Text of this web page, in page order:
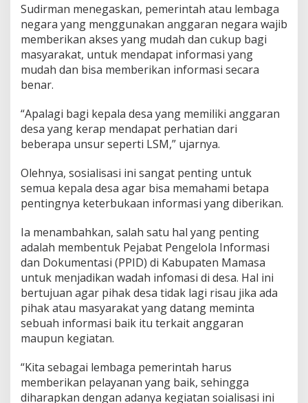
P
P
I
D
d
i
s
a
Sudirman menegaskan, pemerintah atau lembaga
negara yang menggunakan anggaran negara wajib
memberikan akses yang mudah dan cukup bagi
masyarakat, untuk mendapat informasi yang
mudah dan bisa memberikan informasi secara
benar.
“Apalagi bagi kepala desa yang memiliki anggaran
desa yang kerap mendapat perhatian dari
beberapa unsur seperti LSM,” ujarnya.
Olehnya, sosialisasi ini sangat penting untuk
semua kepala desa agar bisa memahami betapa
pentingnya keterbukaan informasi yang diberikan.
Ia menambahkan, salah satu hal yang penting
adalah membentuk Pejabat Pengelola Informasi
dan Dokumentasi (PPID) di Kabupaten Mamasa
untuk menjadikan wadah infomasi di desa. Hal ini
bertujuan agar pihak desa tidak lagi risau jika ada
pihak atau masyarakat yang datang meminta
sebuah informasi baik itu terkait anggaran
maupun kegiatan.
“Kita sebagai lembaga pemerintah harus
memberikan pelayanan yang baik, sehingga
diharapkan dengan adanya kegiatan soialisasi ini